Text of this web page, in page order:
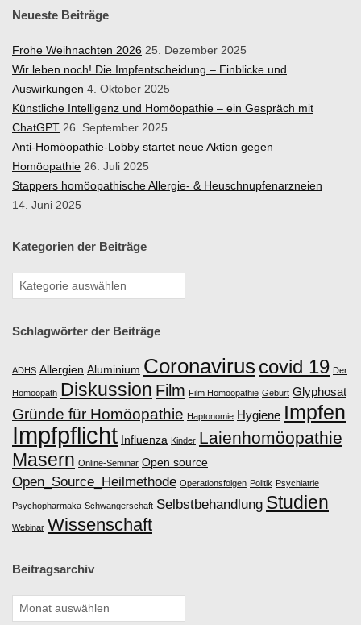
F
Ü
R
K
L
A
S
S
I
S
C
H
E
H
O
M
Neueste Beiträge
Frohe Weihnachten 2026 25. Dezember 2025
Wir leben noch! Die Impfentscheidung – Einblicke und
Auswirkungen 4. Oktober 2025
Künstliche Intelligenz und Homöopathie – ein Gespräch mit
ChatGPT 26. September 2025
Anti-Homöopathie-Lobby startet neue Aktion gegen
Homöopathie 26. Juli 2025
Stappers homöopathische Allergie- & Heuschnupfenarzneien
14. Juni 2025
Kategorien der Beiträge
Schlagwörter der Beiträge
ADHS Allergien Aluminium Coronavirus covid 19 Der
Homöopath Diskussion Film Film Homöopathie Geburt Glyphosat
Gründe für Homöopathie Haptonomie Hygiene Impfen
Impfpflicht Influenza Kinder Laienhomöopathie
Masern Online-Seminar Open source
Open_Source_Heilmethode Operationsfolgen Politik Psychiatrie
Psychopharmaka Schwangerschaft Selbstbehandlung Studien
Webinar Wissenschaft
Beitragsarchiv